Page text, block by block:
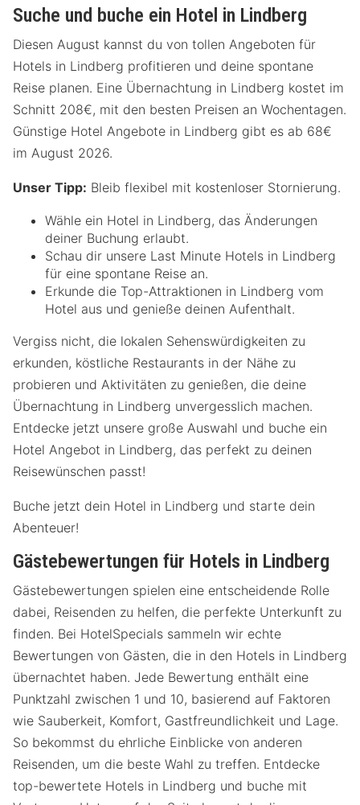
Suche und buche ein Hotel in Lindberg
Diesen August kannst du von tollen Angeboten für
Hotels in Lindberg profitieren und deine spontane
Reise planen. Eine Übernachtung in Lindberg kostet im
Schnitt 208€, mit den besten Preisen an Wochentagen.
Günstige Hotel Angebote in Lindberg gibt es ab 68€
im August 2026.
Unser Tipp: Bleib flexibel mit kostenloser Stornierung.
Wähle ein Hotel in Lindberg, das Änderungen
deiner Buchung erlaubt.
Schau dir unsere Last Minute Hotels in Lindberg
für eine spontane Reise an.
Erkunde die Top-Attraktionen in Lindberg vom
Hotel aus und genieße deinen Aufenthalt.
Vergiss nicht, die lokalen Sehenswürdigkeiten zu
erkunden, köstliche Restaurants in der Nähe zu
probieren und Aktivitäten zu genießen, die deine
Übernachtung in Lindberg unvergesslich machen.
Entdecke jetzt unsere große Auswahl und buche ein
Hotel Angebot in Lindberg, das perfekt zu deinen
Reisewünschen passt!
Buche jetzt dein Hotel in Lindberg und starte dein
Abenteuer!
Gästebewertungen für Hotels in Lindberg
Gästebewertungen spielen eine entscheidende Rolle
dabei, Reisenden zu helfen, die perfekte Unterkunft zu
finden. Bei HotelSpecials sammeln wir echte
Bewertungen von Gästen, die in den Hotels in Lindberg
übernachtet haben. Jede Bewertung enthält eine
Punktzahl zwischen 1 und 10, basierend auf Faktoren
wie Sauberkeit, Komfort, Gastfreundlichkeit und Lage.
So bekommst du ehrliche Einblicke von anderen
Reisenden, um die beste Wahl zu treffen. Entdecke
top-bewertete Hotels in Lindberg und buche mit